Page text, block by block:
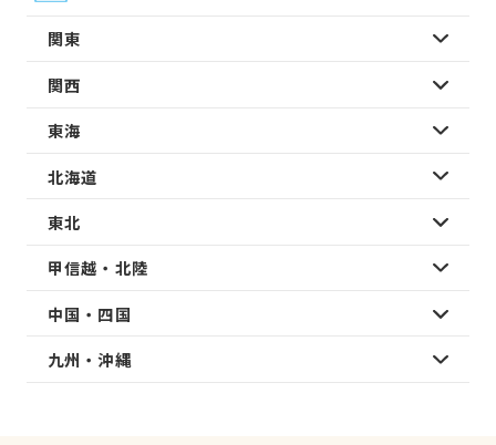
関東
関西
東海
北海道
東北
甲信越・北陸
中国・四国
九州・沖縄